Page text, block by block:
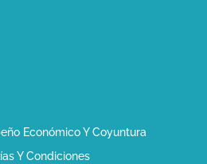
Económico Y Coyuntura
Y Condiciones